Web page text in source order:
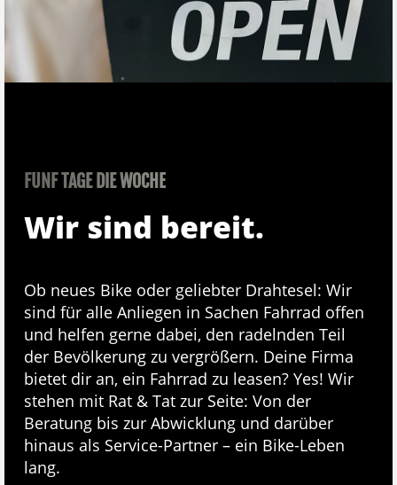
FÜNF TAGE DIE WOCHE
Wir sind bereit.
Ob neues Bike oder geliebter Drahtesel: Wir
sind für alle Anliegen in Sachen Fahrrad offen
und helfen gerne dabei, den radelnden Teil
der Bevölkerung zu vergrößern. Deine Firma
bietet dir an, ein Fahrrad zu leasen? Yes! Wir
stehen mit Rat & Tat zur Seite: Von der
Beratung bis zur Abwicklung und darüber
hinaus als Service-Partner – ein Bike-Leben
lang.